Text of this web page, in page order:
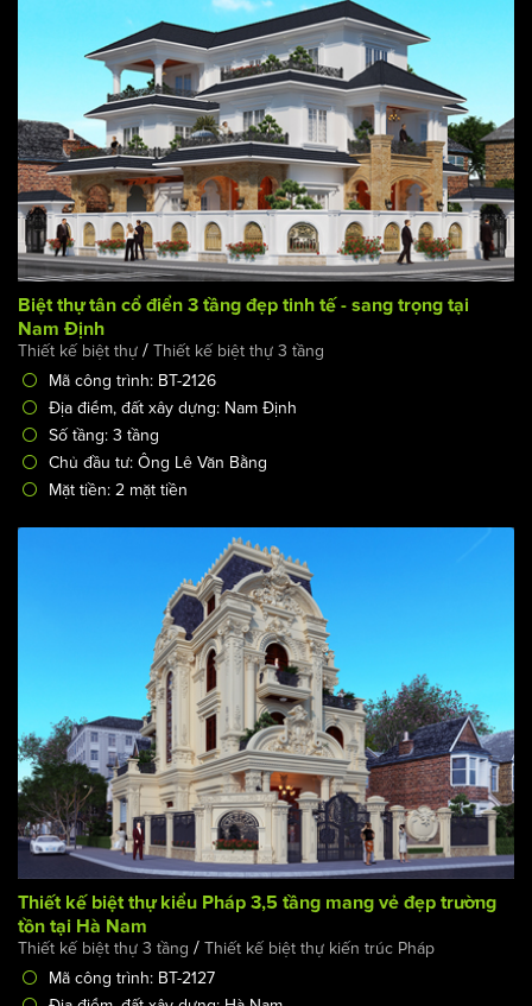
Biệt thự tân cổ điển 3 tầng đẹp tinh tế - sang trọng tại
Nam Định
Thiết kế biệt thự / Thiết kế biệt thự 3 tầng
Mã công trình: BT-2126
Địa điểm, đất xây dựng: Nam Định
Số tầng: 3 tầng
Chủ đầu tư: Ông Lê Văn Bằng
Mặt tiền: 2 mặt tiền
Thiết kế biệt thự kiểu Pháp 3,5 tầng mang vẻ đẹp trường
tồn tại Hà Nam
Thiết kế biệt thự 3 tầng / Thiết kế biệt thự kiến trúc Pháp
Mã công trình: BT-2127